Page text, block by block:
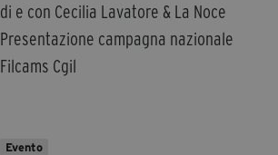
di e con Cecilia Lavatore & La Noce
Presentazione campagna nazionale
Filcams Cgil
Evento